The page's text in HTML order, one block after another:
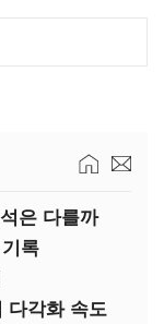
은 다를까
록
다각화 속도